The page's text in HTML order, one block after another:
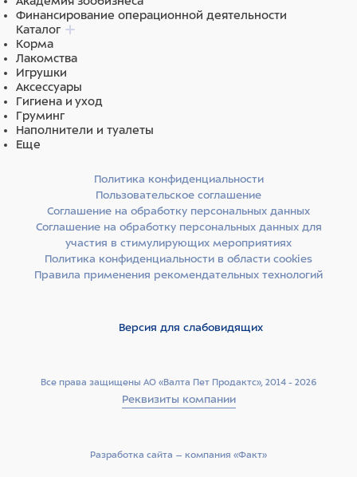
Финансирование операционной деятельности
Каталог
Корма
Лакомства
Игрушки
Аксессуары
Гигиена и уход
Груминг
Наполнители и туалеты
Еще
Все права защищены АО «Валта Пет Продактс», 2014 - 2026
Реквизиты компании
Политика конфиденциальности
Пользовательское соглашение
Соглашение на обработку персональных данных
Соглашение на обработку персональных данных для
участия в стимулирующих мероприятиях
Политика конфиденциальности в области cookies
Правила применения рекомендательных технологий
Версия для слабовидящих
Разработка сайта –­ компания «Факт»